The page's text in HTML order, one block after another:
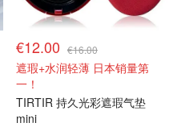
€12.00 €16.00
遮瑕+水润轻薄 日本销量第
一！
TIRTIR 持久光彩遮瑕气垫
mini